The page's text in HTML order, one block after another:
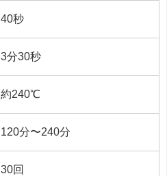
40秒
3分30秒
約240℃
120分〜240分
30回